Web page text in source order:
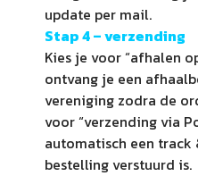
update per mail.
Stap 4 –verzending
Kies je voor “afhalen
ontvang je een
vereniging zodra de
voor “verzending via
automatisch een track
bestelling verstuurd is.